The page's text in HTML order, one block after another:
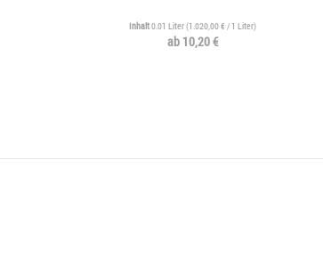
Inhalt0.01 Liter(1.020,00 € / 1 Liter)
ab 10,20 €